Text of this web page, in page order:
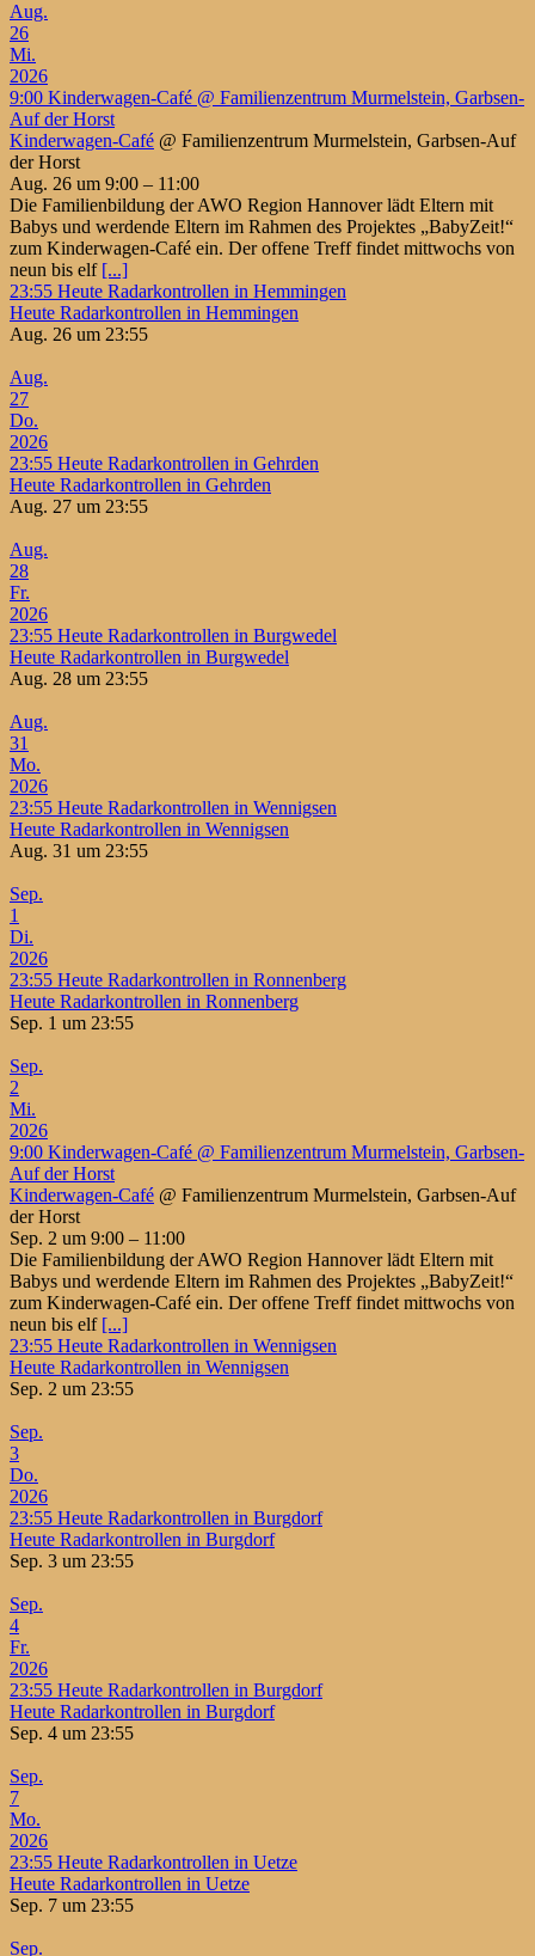
Aug.
26
Mi.
2026
9:00 Kinderwagen-Café @ Familienzentrum Murmelstein, Garbsen-
Auf der Horst
Kinderwagen-Café @ Familienzentrum Murmelstein, Garbsen-Auf
der Horst
Aug. 26 um 9:00 – 11:00
Die Familienbildung der AWO Region Hannover lädt Eltern mit
Babys und werdende Eltern im Rahmen des Projektes „BabyZeit!“
zum Kinderwagen-Café ein. Der offene Treff findet mittwochs von
neun bis elf [...]
23:55 Heute Radarkontrollen in Hemmingen
Heute Radarkontrollen in Hemmingen
Aug. 26 um 23:55
Aug.
27
Do.
2026
23:55 Heute Radarkontrollen in Gehrden
Heute Radarkontrollen in Gehrden
Aug. 27 um 23:55
Aug.
28
Fr.
2026
23:55 Heute Radarkontrollen in Burgwedel
Heute Radarkontrollen in Burgwedel
Aug. 28 um 23:55
Aug.
31
Mo.
2026
23:55 Heute Radarkontrollen in Wennigsen
Heute Radarkontrollen in Wennigsen
Aug. 31 um 23:55
Sep.
1
Di.
2026
23:55 Heute Radarkontrollen in Ronnenberg
Heute Radarkontrollen in Ronnenberg
Sep. 1 um 23:55
Sep.
2
Mi.
2026
9:00 Kinderwagen-Café @ Familienzentrum Murmelstein, Garbsen-
Auf der Horst
Kinderwagen-Café @ Familienzentrum Murmelstein, Garbsen-Auf
der Horst
Sep. 2 um 9:00 – 11:00
Die Familienbildung der AWO Region Hannover lädt Eltern mit
Babys und werdende Eltern im Rahmen des Projektes „BabyZeit!“
zum Kinderwagen-Café ein. Der offene Treff findet mittwochs von
neun bis elf [...]
23:55 Heute Radarkontrollen in Wennigsen
Heute Radarkontrollen in Wennigsen
Sep. 2 um 23:55
Sep.
3
Do.
2026
23:55 Heute Radarkontrollen in Burgdorf
Heute Radarkontrollen in Burgdorf
Sep. 3 um 23:55
Sep.
4
Fr.
2026
23:55 Heute Radarkontrollen in Burgdorf
Heute Radarkontrollen in Burgdorf
Sep. 4 um 23:55
Sep.
7
Mo.
2026
23:55 Heute Radarkontrollen in Uetze
Heute Radarkontrollen in Uetze
Sep. 7 um 23:55
Sep.